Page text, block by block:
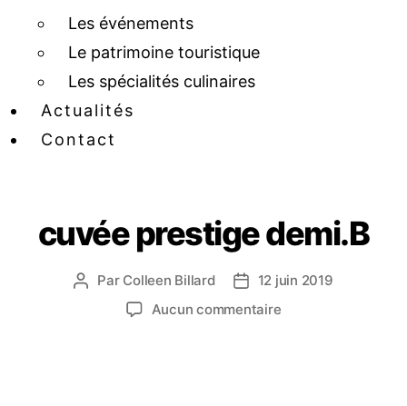
Les événements
Le patrimoine touristique
Les spécialités culinaires
Actualités
Contact
cuvée prestige demi.B
Par Colleen Billard
12 juin 2019
Aucun commentaire